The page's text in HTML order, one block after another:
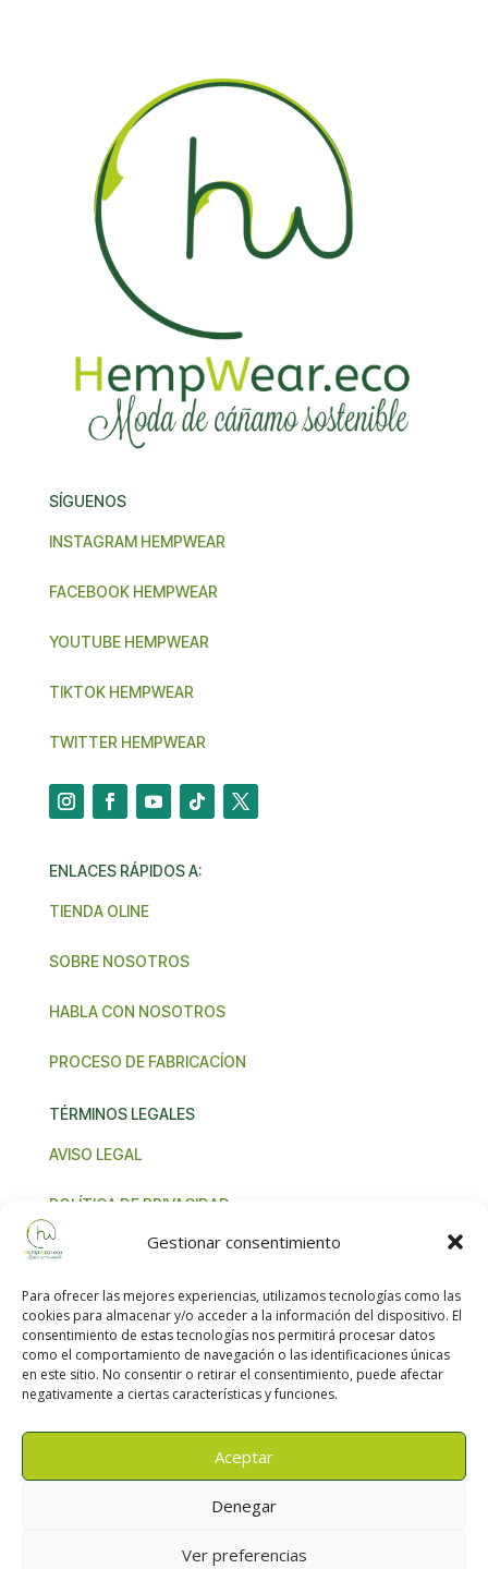
Gestionar consentimiento
Para ofrecer las mejores experiencias, utilizamos tecnologías como las
cookies para almacenar y/o acceder a la información del dispositivo. El
consentimiento de estas tecnologías nos permitirá procesar datos
como el comportamiento de navegación o las identificaciones únicas
en este sitio. No consentir o retirar el consentimiento, puede afectar
negativamente a ciertas características y funciones.
Aceptar
Denegar
Ver preferencias
SÍGUENOS
INSTAGRAM HEMPWEAR
FACEBOOK HEMPWEAR
YOUTUBE HEMPWEAR
TIKTOK HEMPWEAR
TWITTER HEMPWEAR
ENLACES RÁPIDOS A:
TIENDA OLINE
SOBRE NOSOTROS
HABLA CON NOSOTROS
PROCESO DE FABRICACÍON
TÉRMINOS LEGALES
AVISO LEGAL
POLÍTICA DE PRIVACIDAD
TÉRMINOS Y CONDICIONES
NORMA IVA UNIÓN EUROPEA
HempWear Natural Eco-Moda Bio Sostenible
|2026 Todos lo derechos reservados